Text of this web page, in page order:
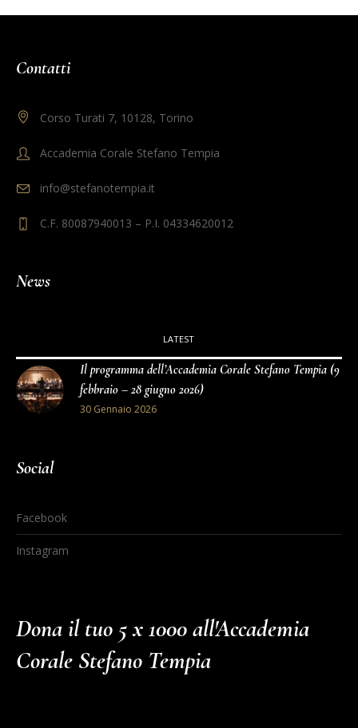
Contatti
Corso Turati 7, 10128, Torino
Accademia Corale Stefano Tempia
info@stefanotempia.it
C.F. 80087940013 – P.I. 04334620012
News
LATEST
Il programma dell’Accademia Corale Stefano Tempia (9
febbraio – 28 giugno 2026)
30 Gennaio 2026
Social
Facebook
Instagram
Dona il tuo 5 x 1000 all'Accademia
Corale Stefano Tempia